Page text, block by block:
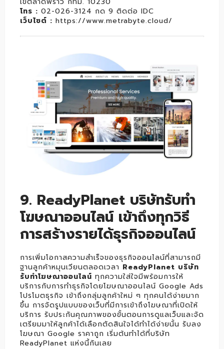
โทร : 02-026-3124 กด 9 ติดต่อ IDC
เว็บไซต์ : https://www.metrabyte.cloud/
9. ReadyPlanet บริษัทรับทำ
โฆษณาออนไลน์ เข้าถึงทุกวิธี
การสร้างรายได้ธุรกิจออนไลน์
การเพิ่มโอกาสความสำเร็จของธุรกิจออนไลน์ที่สามารถมี
ฐานลูกค้าหมุนเวียนตลอดเวลา ReadyPlanet บริษัท
รับทำโฆษณาออนไลน์ ทุกความใส่ใจมีพร้อมการให้
บริการกับการทำธุรกิจโดยโฆษณาออนไลน์ Google Ads
โปรโมตธุรกิจ เข้าถึงกลุ่มลูกค้าใหม่ ๆ ทุกคนได้ง่ายมาก
ขึ้น การจัดรูปแบบของเว็บที่มีการเข้าถึงโฆษณาที่เปิดให้
บริการ รับประกันคุณภาพของขั้นตอนการดูแลเว็บและจัด
เตรียมมาให้ลูกค้าได้เลือกตัดสินใจได้ทำได้ง่ายนั้น รับลง
โฆษณา Google ราคาถูก เริ่มต้นทำได้ที่บริษัท
ReadyPlanet แห่งนี้กันเลย